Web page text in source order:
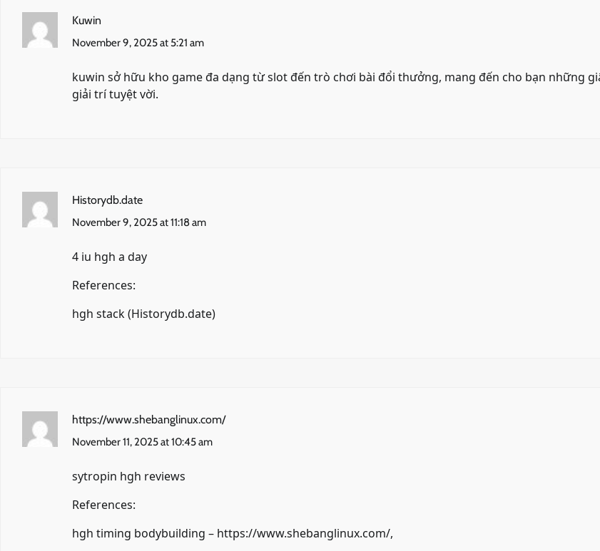
Kuwin
November 9, 2025 at 5:21 am
kuwin sở hữu kho game đa dạng từ slot đến trò chơi bài đổi thưởng, mang đến cho bạn những
giải trí tuyệt vời.
Historydb.date
November 9, 2025 at 11:18 am
4 iu hgh a day
References:
hgh stack (Historydb.date)
https://www.shebanglinux.com/
November 11, 2025 at 10:45 am
sytropin hgh reviews
References:
hgh timing bodybuilding – https://www.shebanglinux.com/,